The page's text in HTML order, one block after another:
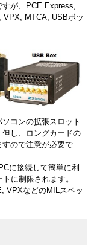
が、PCE Express,
MTCA, USBボッ
コンの拡張スロット
し、ロングカードの
ので注意が必要で
に接続して簡単に利
に制限されます。
VPXなどのMILスペッ